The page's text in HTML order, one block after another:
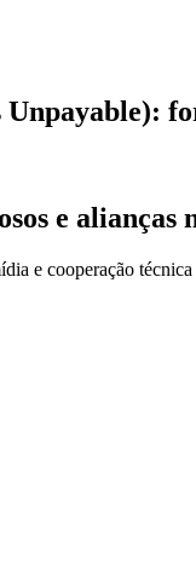
Unpayable):
e alianças
e cooperação